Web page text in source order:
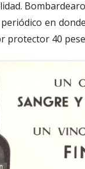
en
protector 40